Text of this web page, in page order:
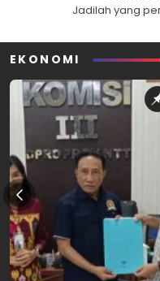
Jadilah yang
EKONOMI